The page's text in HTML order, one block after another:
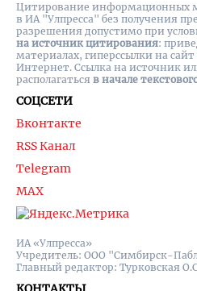
ИА «Улпресса»
Учредитель: ООО "Симбирск-
Главный редактор: Турковская
СОЦСЕТИ
Вконтакте
RSS Канал
Telegram
MAX
Цитирование информационных
в ИА "Улпресса" без получения
разрешения допустимо при
на источник цитирования:
материалах, гиперссылки на cайт
Интернет. Ссылка на источник
располагаться в начале